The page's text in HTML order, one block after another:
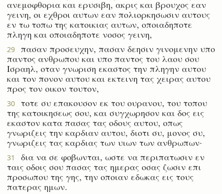
ανεμοφθορια και ερυσιβη, ακρις και βρουχος εαν
γεινη, οι εχθροι αυτων εαν πολιορκησωσιν αυτους
εν τω τοπω της κατοικιας αυτων, οποιαδηποτε
πληγη και οποιαδηποτε νοσος γεινη,
29
πασαν προσευχην, πασαν δεησιν γινομενην υπο
παντος ανθρωπου και υπο παντος του λαου σου
Ισραηλ, οταν γνωριση εκαστος την πληγην αυτου
και τον πονον αυτου και εκτεινη τας χειρας αυτου
προς τον οικον τουτον,
30
τοτε συ επακουσον εκ του ουρανου, του τοπου
της κατοικησεως σου, και συγχωρησον και δος εις
εκαστον κατα πασας τας οδους αυτου, οπως
γνωριζεις την καρδιαν αυτου, διοτι συ, μονος συ,
γνωριζεις τας καρδιας των υιων των ανθρωπων·
31
δια να σε φοβωνται, ωστε να περιπατωσιν εν
ταις οδοις σου πασας τας ημερας οσας ζωσιν επι
προσωπου της γης, την οποιαν εδωκας εις τους
πατερας ημων.